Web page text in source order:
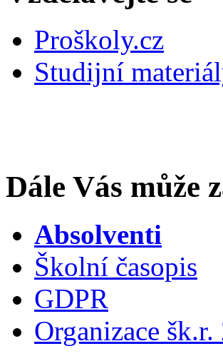
Proškoly.cz
Studijní
Dále Vás může
Absolventi
Školní časopis
GDPR
Organizace